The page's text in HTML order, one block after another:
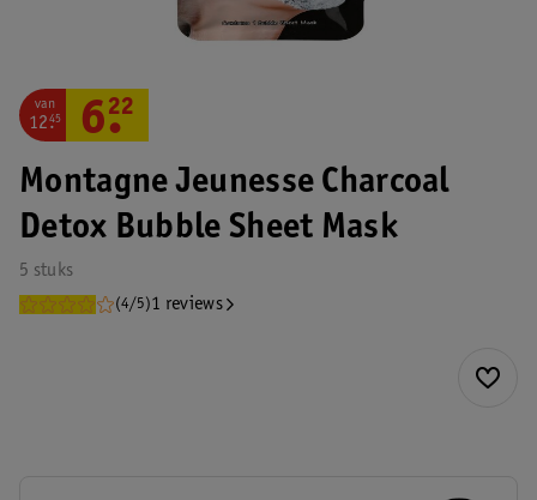
Montagne Jeunesse Charcoal
Detox Bubble Sheet Mask
5 stuks
(4/5)1 reviews
van
12.
45 6.
22